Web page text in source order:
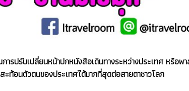
ารปรับเปลี่ยนหน้าปกหนังสือเดินทางระหว่างประเทศ หรื
ท้อนตัวตนของประเทศได้มากที่สุดต่อสายตาชาวโลก